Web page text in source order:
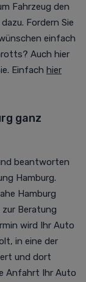
Fahrzeug den
Fordern Sie
einfach
Auch hier
Einfach hier
ganz
beantworten
Hamburg.
Hamburg
Beratung
wird Ihr Auto
in eine der
und dort
Anfahrt Ihr Auto